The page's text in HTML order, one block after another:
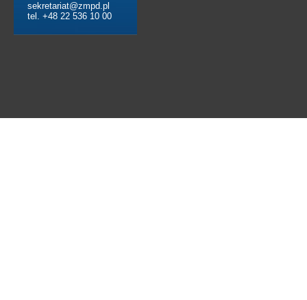
sekretariat@zmpd.pl
tel. +48 22 536 10 00